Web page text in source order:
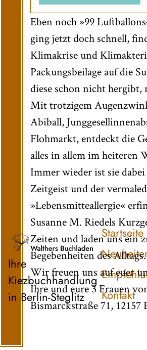
Ihre
Kiezbuchhandlung
in Berlin-Steglitz
Startseite
Kontakt
Eben noch »99
ging jetzt doch schnell,
Klimakrise und
Packungsbeilage auf die
diese schon nicht hergibt,
Mit trotzigem
Abiball,
Flohmarkt, entdeckt die
alles in allem im heiteren
Immer wieder ist sie
Zeitgeist und der
»Lebensmitteallergie«
Susanne M. Riedels
Zeiten und laden uns ein
Begebenheiten des Alltags.
Wir freuen uns auf euer
Ihre und eure 3 Frauen
Bismarckstraße 71,